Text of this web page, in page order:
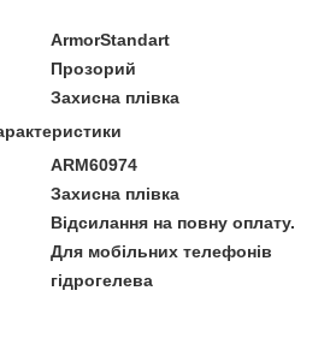
ArmorStandart
Прозорий
Захисна плівка
ARM60974
Захисна плівка
Відсилання на повну оплату.
Для мобільних телефонів
гідрогелева